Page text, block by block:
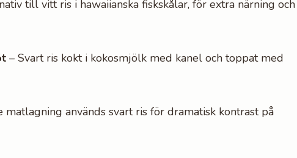
till vitt ris i hawaiianska fiskskålar, för extra närning och
– Svart ris kokt i kokosmjölk med kanel och toppat med
matlagning används svart ris för dramatisk kontrast på